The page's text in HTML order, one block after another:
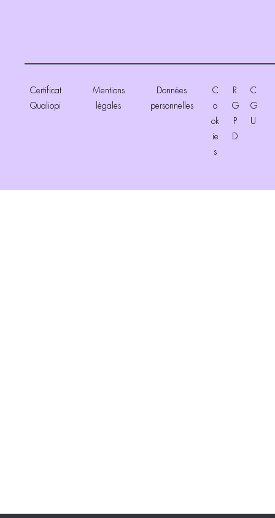
Certificat
Qualiopi
Mentions
légales
Données
personnelles
C
o
ok
ie
s
R
G
P
D
C
G
U